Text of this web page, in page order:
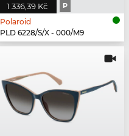
1 336,39 Kč P
Polaroid
PLD 6228/S/X - 000/M9